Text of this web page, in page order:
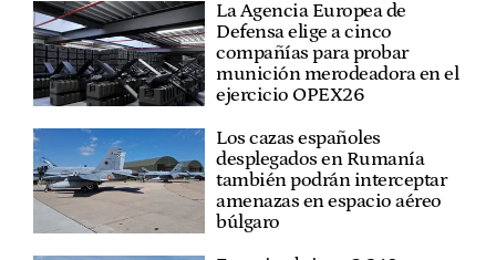
La Agencia Europea de
Defensa elige a cinco
compañías para probar
munición merodeadora en el
ejercicio OPEX26
Los cazas españoles
desplegados en Rumanía
también podrán interceptar
amenazas en espacio aéreo
búlgaro